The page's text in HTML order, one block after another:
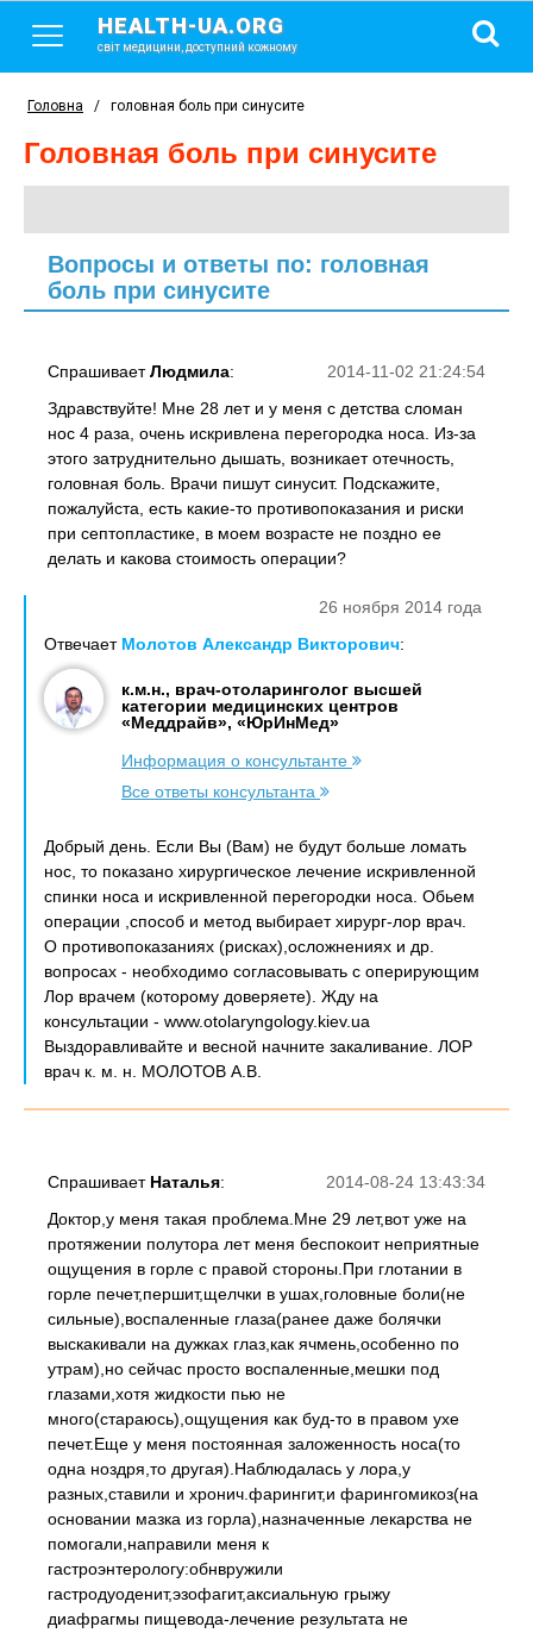
HEALTH-UA.ORG
світ медицини, доступний кожному
Головна / головная боль при синусите
головная боль при синусите
Вопросы и ответы по: головная
боль при синусите
2014-11-02 21:24:54
СпрашиваетЛюдмила:
Здравствуйте! Мне 28 лет и у меня с детства сломан
нос 4 раза, очень искривлена перегородка носа. Из-за
этого затруднительно дышать, возникает отечность,
головная боль. Врачи пишут синусит. Подскажите,
пожалуйста, есть какие-то противопоказания и риски
при септопластике, в моем возрасте не поздно ее
делать и какова стоимость операции?
26 ноября 2014 года
Отвечает Молотов Александр Викторович:
к.м.н., врач-отоларинголог высшей
категории медицинских центров
«Меддрайв», «ЮрИнМед»
Информация о консультанте
Все ответы консультанта
Добрый день. Если Вы (Вам) не будут больше ломать
нос, то показано хирургическое лечение искривленной
спинки носа и искривленной перегородки носа. Обьем
операции ,способ и метод выбирает хирург-лор врач.
О противопоказаниях (рисках),осложнениях и др.
вопросах - необходимо согласовывать с оперирующим
Лор врачем (которому доверяете). Жду на
консультации - www.otolaryngology.kiev.ua
Выздоравливайте и весной начните закаливание. ЛОР
врач к. м. н. МОЛОТОВ А.В.
2014-08-24 13:43:34
Спрашивает Наталья:
Доктор,у меня такая проблема.Мне 29 лет,вот уже на
протяжении полутора лет меня беспокоит неприятные
ощущения в горле с правой стороны.При глотании в
горле печет,першит,щелчки в ушах,головные боли(не
сильные),воспаленные глаза(ранее даже болячки
выскакивали на дужках глаз,как ячмень,особенно по
утрам),но сейчас просто воспаленные,мешки под
глазами,хотя жидкости пью не
много(стараюсь),ощущения как буд-то в правом ухе
печет.Еще у меня постоянная заложенность носа(то
одна ноздря,то другая).Наблюдалась у лора,у
разных,ставили и хронич.фарингит,и фарингомикоз(на
основании мазка из горла),назначенные лекарства не
помогали,направили меня к
гастроэнтерологу:обнвружили
гастродуоденит,эзофагит,аксиальную грыжу
диафрагмы пищевода-лечение результата не